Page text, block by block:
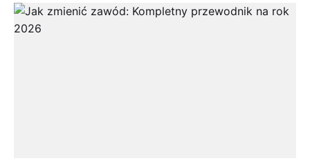
oparte na danych, jeśli ma realnie działać. Spis treści